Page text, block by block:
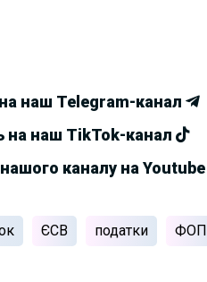
наш Telegram-канал
на наш TikTok-канал
каналу на Youtube
ЄСВ податки ФОП